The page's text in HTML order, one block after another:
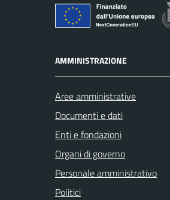
AMMINISTRAZIONE
Aree amministrative
Documenti e dati
Enti e fondazioni
Organi di governo
Personale amministrativo
Politici